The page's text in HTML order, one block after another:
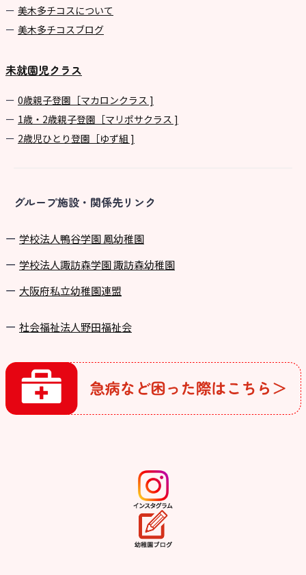
美⽊多チコスについて
美⽊多チコスブログ
未就園児クラス
0歳親子登園［マカロンクラス ]
1歳・2歳親子登園［マリポサクラス ]
2歳児ひとり登園［ゆず組 ]
グループ施設・関係先リンク
学校法⼈鴨⾕学園 鳳幼稚園
学校法⼈諏訪森学園 諏訪森幼稚園
⼤阪府私⽴幼稚園連盟
社会福祉法人野田福祉会